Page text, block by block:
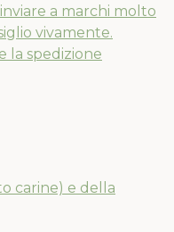
a marchi molto
vivamente.
la spedizione
carine) e della